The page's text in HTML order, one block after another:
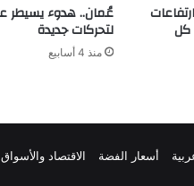
كل
عُمان.. هدوء
لتحركات جديدة
منذ 4 أسابيع
أسعار الفضة الاقتصاد والأسواق